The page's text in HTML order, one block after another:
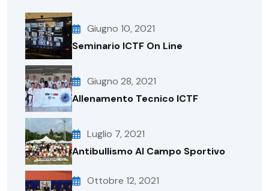
Giugno 10, 2021
Seminario ICTF On Line
Giugno 28, 2021
Allenamento Tecnico ICTF
Luglio 7, 2021
Antibullismo Al Campo Sportivo
Ottobre 12, 2021